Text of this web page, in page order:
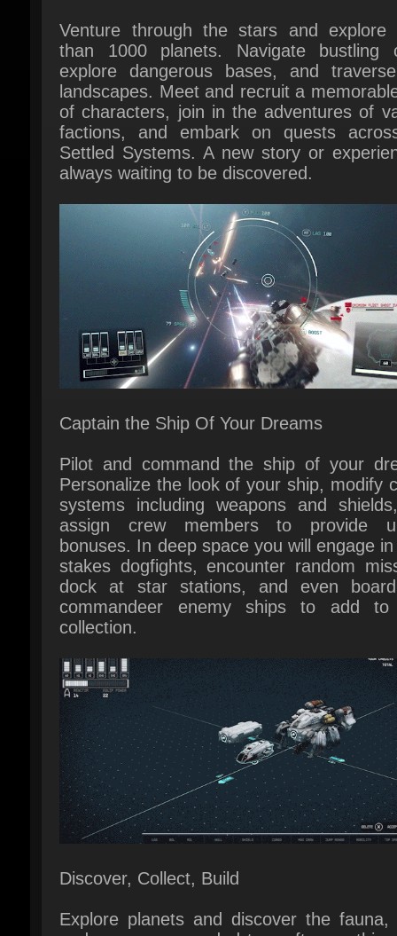
landscapes. Meet and recruit a memorable
of characters, join in the adventures of
factions, and embark on quests
Settled Systems. A new story or
always waiting to be discovered.
Captain the Ship Of Your Dreams
Pilot and command the ship of your
Personalize the look of your ship, modify
systems including weapons and
assign crew members to provide
bonuses. In deep space you will engage in
stakes dogfights, encounter random
dock at star stations, and even board
commandeer enemy ships to add to
collection.
Discover, Collect, Build
Explore planets and discover the fauna,
medicine and food to equipment and
extract materials and establish cargo